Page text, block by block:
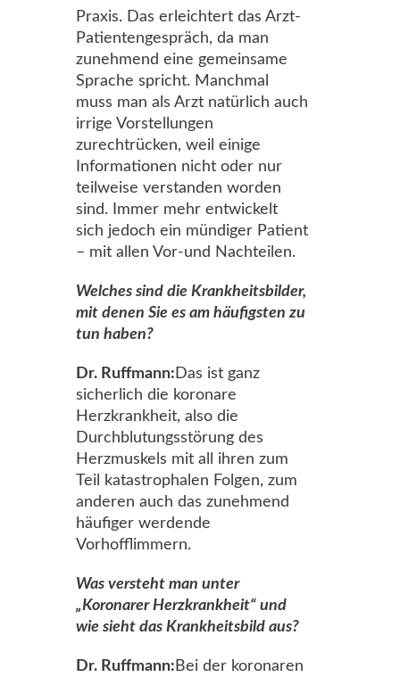
Praxis. Das erleichtert das Arzt-
Patientengespräch, da man
zunehmend eine gemeinsame
Sprache spricht. Manchmal
muss man als Arzt natürlich auch
irrige Vorstellungen
zurechtrücken, weil einige
Informationen nicht oder nur
teilweise verstanden worden
sind. Immer mehr entwickelt
sich jedoch ein mündiger Patient
– mit allen Vor-und Nachteilen.
Welches sind die Krankheitsbilder,
mit denen Sie es am häufigsten zu
tun haben?
Dr. Ruffmann: Das ist ganz
sicherlich die koronare
Herzkrankheit, also die
Durchblutungsstörung des
Herzmuskels mit all ihren zum
Teil katastrophalen Folgen, zum
anderen auch das zunehmend
häufiger werdende
Vorhofflimmern.
Was versteht man unter
„Koronarer Herzkrankheit“ und
wie sieht das Krankheitsbild aus?
Dr. Ruffmann: Bei der koronaren